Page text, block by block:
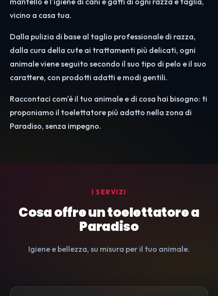
vicino a casa tua.
Dalla pulizia di base al taglio professionale di razza,
dalla cura della cute ai trattamenti più delicati, ogni
animale viene seguito secondo il suo tipo di pelo e il suo
carattere, con prodotti adatti e modi gentili.
Raccontaci com'è il tuo animale e di cosa hai bisogno: ti
proponiamo il toelettatore più adatto nella zona di
Paradiso, senza impegno.
I SERVIZI
Cosa offre un toelettatore a
Paradiso
Igiene e bellezza, su misura per il tuo animale.